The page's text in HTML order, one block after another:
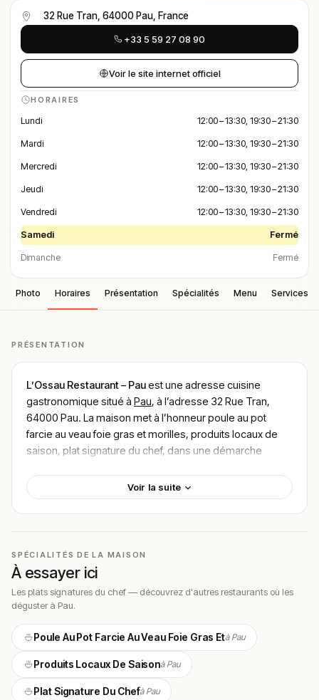
32 Rue Tran, 64000 Pau, France
+33 5 59 27 08 90
Voir le site internet officiel
HORAIRES
Lundi 12:00 – 13:30, 19:30 – 21:30
Mardi 12:00 – 13:30, 19:30 – 21:30
Mercredi 12:00 – 13:30, 19:30 – 21:30
Jeudi 12:00 – 13:30, 19:30 – 21:30
Vendredi 12:00 – 13:30, 19:30 – 21:30
Samedi Fermé
Dimanche Fermé
Photo Horaires Présentation Spécialités Menu Services
PRÉSENTATION
L’Ossau Restaurant – Pauest une adresse cuisine
gastronomique situé à Pau, à l’adresse 32 Rue Tran,
64000 Pau. La maison met à l’honneur poule au pot
farcie au veau foie gras et morilles, produits locaux de
saison, plat signature du chef, dans une démarche
maison. L’établissement, porté par Benjamin
Grandclément, distingué Bib Gourmand, propose une
ambiance conviviale et chaleureuse au cœur de la cité
béarnaise, pour un budget moyen de40-70€par
personne.
Localisation
L’Ossau Restaurant se situe à
capitale historique du Béarn et ville natale d’Henri IV.
L’adresse est facilement accessible depuis le centre-
ville et les principaux axes paloits.
Voir la suite
SPÉCIALITÉS DE LA MAISON
À essayer ici
Les plats signatures du chef — découvrez d'autres restaurants où les
déguster à Pau.
Poule Au Pot Farcie Au Veau Foie Gras Età Pau
Produits Locaux De Saisonà Pau
Plat Signature Du Chefà Pau